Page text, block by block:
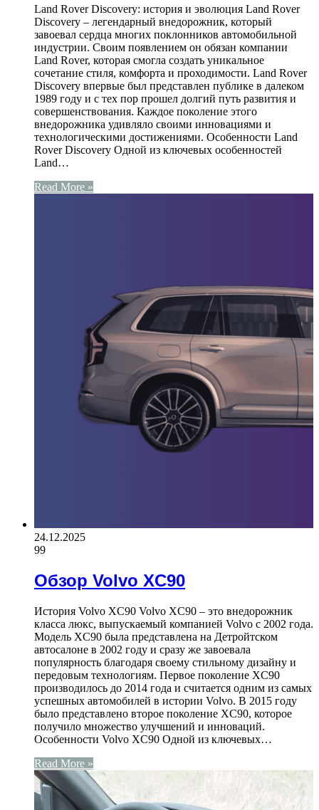
Land Rover Discovery: история и эволюция Land Rover
Discovery – легендарный внедорожник, который
завоевал сердца многих поклонников автомобильной
индустрии. Своим появлением он обязан компании
Land Rover, которая смогла создать уникальное
сочетание стиля, комфорта и проходимости. Land Rover
Discovery впервые был представлен публике в далеком
1989 году и с тех пор прошел долгий путь развития и
совершенствования. Каждое поколение этого
внедорожника удивляло своими инновациями и
технологическими достижениями. Особенности Land
Rover Discovery Одной из ключевых особенностей
Land…
Read More »
24.12.2025
99
Обзор Volvo XC90
История Volvo XC90 Volvo XC90 – это внедорожник
класса люкс, выпускаемый компанией Volvo с 2002 года.
Модель XC90 была представлена на Детройтском
автосалоне в 2002 году и сразу же завоевала
популярность благодаря своему стильному дизайну и
передовым технологиям. Первое поколение XC90
производилось до 2014 года и считается одним из самых
успешных автомобилей в истории Volvo. В 2015 году
было представлено второе поколение XC90, которое
получило множество улучшений и инноваций.
Особенности Volvo XC90 Одной из ключевых…
Read More »